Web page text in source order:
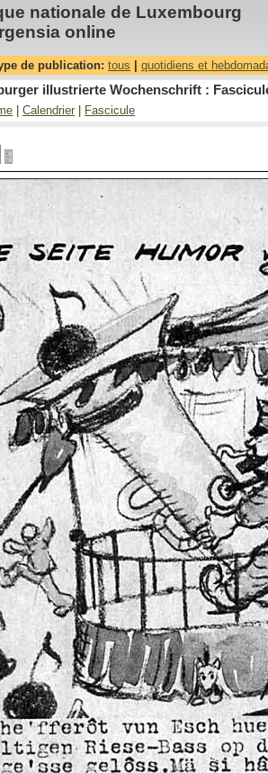
nationale de Luxembourg
online
de publication: tous quotidiens et
illustrierte Wochenschrift :
Calendrier Fascicule